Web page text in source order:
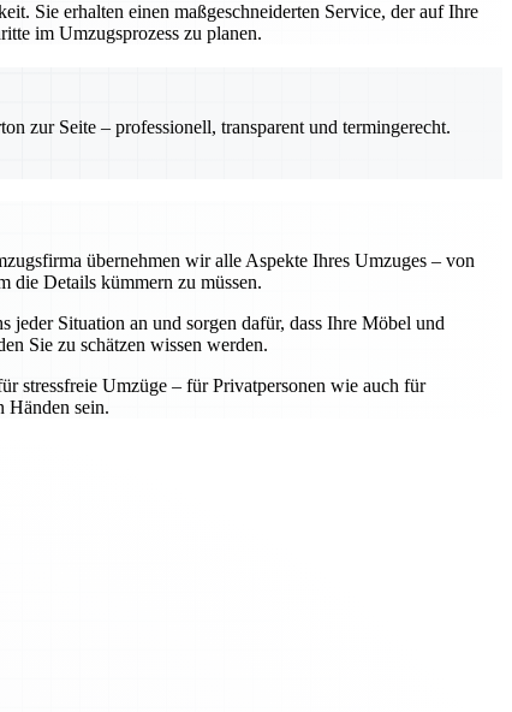
Sie erhalten einen maßgeschneiderten Service, der auf Ihre
im Umzugsprozess zu planen.
zur Seite – professionell, transparent und termingerecht.
übernehmen wir alle Aspekte Ihres Umzuges – von
die Details kümmern zu müssen.
Situation an und sorgen dafür, dass Ihre Möbel und
Sie zu schätzen wissen werden.
stressfreie Umzüge – für Privatpersonen wie auch für
Händen sein.